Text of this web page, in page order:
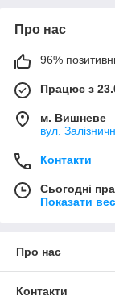
Про нас
96%
Працює з
м. Вишневе
вул.
Контакти
Сьогодні
Показати
Про нас
Контакти